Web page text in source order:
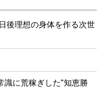
後理想の身体を作る次世
識に荒稼ぎした”知恵勝